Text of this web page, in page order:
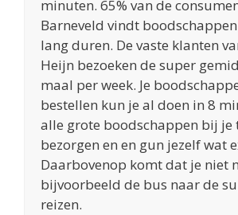
minuten. 65% van de
Barneveld vindt
lang duren. De vaste klanten
Heijn bezoeken de super
maal per week. Je
bestellen kun je al doen in 8
alle grote boodschappen bij je
bezorgen en en gun jezelf wat
Daarbovenop komt dat je niet
bijvoorbeeld de bus naar de
reizen.